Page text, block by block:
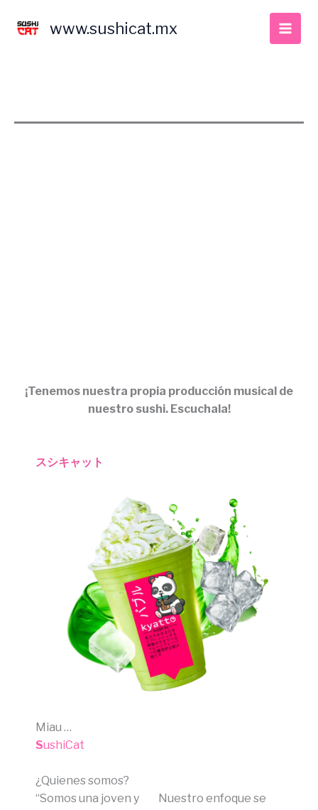
www.sushicat.mx
¡Tenemos nuestra propia producción musical de
nuestro sushi. Escuchala!
スシキャット
Miau …
SushiCat
¿Quienes somos?
“Somos una joven y
Nuestro enfoque se